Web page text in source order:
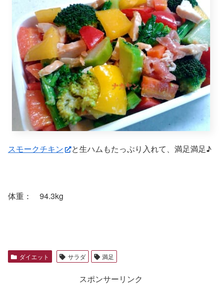
スモークチキン と生ハムもたっぷり入れて、満足満足♪
体重： 94.3kg
ダイエット サラダ 満足
スポンサーリンク